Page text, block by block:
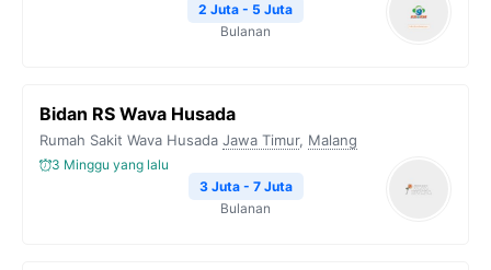
2 Juta - 5 Juta
Bulanan
Bidan RS Wava Husada
Rumah Sakit Wava Husada Jawa Timur, Malang
3 Minggu yang lalu
3 Juta - 7 Juta
Bulanan